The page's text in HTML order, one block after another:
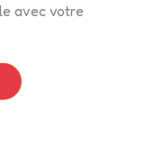
avec votre